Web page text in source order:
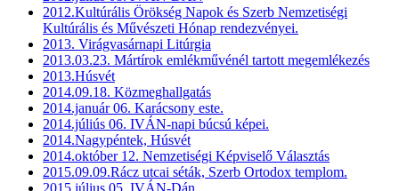
2012.Kultúrális Örökség Napok és Szerb Nemzetiségi
Kultúrális és Művészeti Hónap rendezvényei.
2013. Virágvasárnapi Litúrgia
2013.03.23. Mártírok emlékművénél tartott megemlékezés
2013.Húsvét
2014.09.18. Közmeghallgatás
2014.január 06. Karácsony este.
2014.júliús 06. IVÁN-napi búcsú képei.
2014.Nagypéntek, Húsvét
2014.október 12. Nemzetiségi Képviselő Választás
2015.09.09.Rácz utcai séták, Szerb Ortodox templom.
2015.július 05. IVÁN-Dán